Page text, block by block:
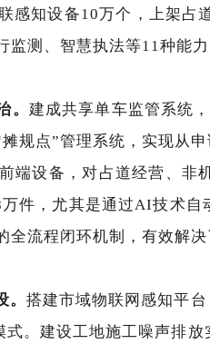
感知设备10万个，上架
监测、智慧执法等11种能
建成共享单车监管系统
规点”管理系统，实现从
端设备 ，对占道经营、非
万件 ， 尤其是通过AI技术自
全流程闭环机制，有效解
。搭建市域物联网感知平
式。建设工地施工噪声排